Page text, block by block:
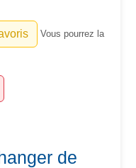
Vous pourrez la
de